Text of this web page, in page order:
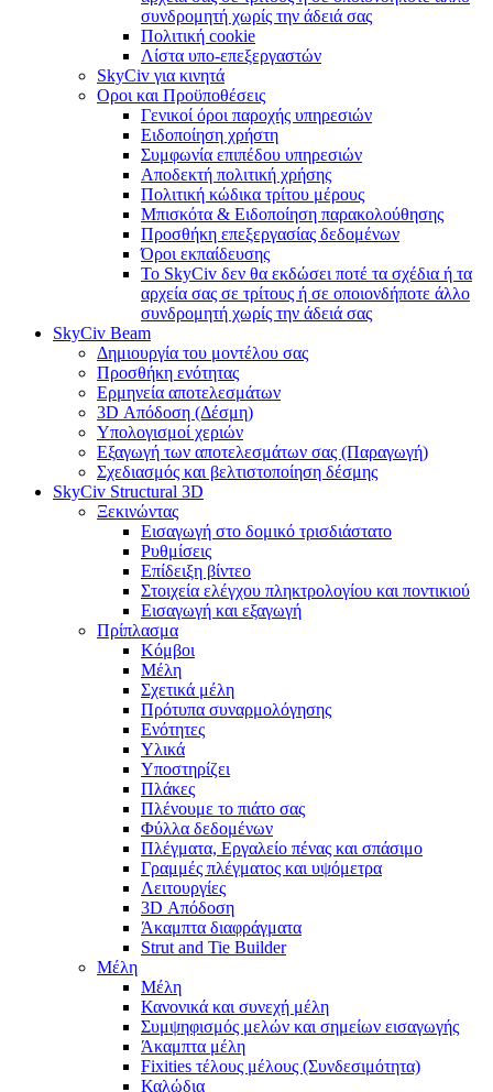
συνδρομητή χωρίς την άδειά σας
Πολιτική cookie
Λίστα υπο-επεξεργαστών
SkyCiv για κινητά
Οροι και Προϋποθέσεις
Γενικοί όροι παροχής υπηρεσιών
Ειδοποίηση χρήστη
Συμφωνία επιπέδου υπηρεσιών
Αποδεκτή πολιτική χρήσης
Πολιτική κώδικα τρίτου μέρους
Μπισκότα & Ειδοποίηση παρακολούθησης
Προσθήκη επεξεργασίας δεδομένων
Όροι εκπαίδευσης
Το SkyCiv δεν θα εκδώσει ποτέ τα σχέδια ή τα
αρχεία σας σε τρίτους ή σε οποιονδήποτε άλλο
συνδρομητή χωρίς την άδειά σας
SkyCiv Beam
Δημιουργία του μοντέλου σας
Προσθήκη ενότητας
Ερμηνεία αποτελεσμάτων
3D Απόδοση (Δέσμη)
Υπολογισμοί χεριών
Εξαγωγή των αποτελεσμάτων σας (Παραγωγή)
Σχεδιασμός και βελτιστοποίηση δέσμης
SkyCiv Structural 3D
Ξεκινώντας
Εισαγωγή στο δομικό τρισδιάστατο
Ρυθμίσεις
Επίδειξη βίντεο
Στοιχεία ελέγχου πληκτρολογίου και ποντικιού
Εισαγωγή και εξαγωγή
Πρίπλασμα
Κόμβοι
Μέλη
Σχετικά μέλη
Πρότυπα συναρμολόγησης
Ενότητες
Υλικά
Υποστηρίζει
Πλάκες
Πλένουμε το πιάτο σας
Φύλλα δεδομένων
Πλέγματα, Εργαλείο πένας και σπάσιμο
Γραμμές πλέγματος και υψόμετρα
Λειτουργίες
3D Απόδοση
Άκαμπτα διαφράγματα
Strut and Tie Builder
Μέλη
Μέλη
Κανονικά και συνεχή μέλη
Συμψηφισμός μελών και σημείων εισαγωγής
Άκαμπτα μέλη
Fixities τέλους μέλους (Συνδεσιμότητα)
Καλώδια